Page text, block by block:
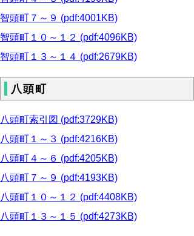
智頭町７～９ (pdf:4001KB)
智頭町１０～１２ (pdf:4096KB)
智頭町１３～１４ (pdf:2679KB)
八頭町
八頭町索引図 (pdf:3729KB)
八頭町１～３ (pdf:4216KB)
八頭町４～６ (pdf:4205KB)
八頭町７～９ (pdf:4193KB)
八頭町１０～１２ (pdf:4408KB)
八頭町１３～１５ (pdf:4273KB)